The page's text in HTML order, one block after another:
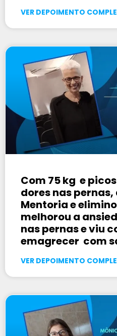
VER DEPOIMENTO
Com 75 kg e
dores nas
Mentoria e
melhorou a
nas pernas e viu
emagrecer com
VER DEPOIMENTO